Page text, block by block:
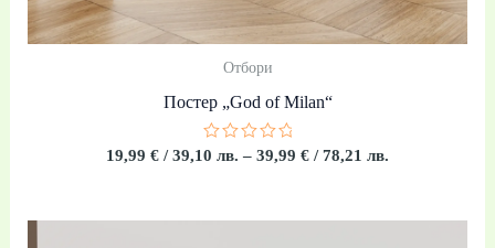
Отбори
Постер „God of Milan“
Оценено
19,99 € / 39,10 лв. – 39,99 € / 78,21 лв.